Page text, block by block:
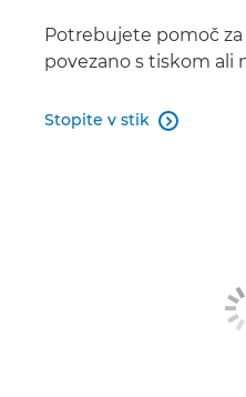
Potrebujete pomoč za
povezano s tiskom ali
Stopite v stik 